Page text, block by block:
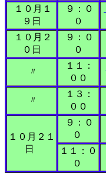
１０月１
９日
９：０
０
１０月２
０日
９：０
０
〃
１１：
００
〃
１３：
００
１０月２１
日
９：０
０
１１：０
０